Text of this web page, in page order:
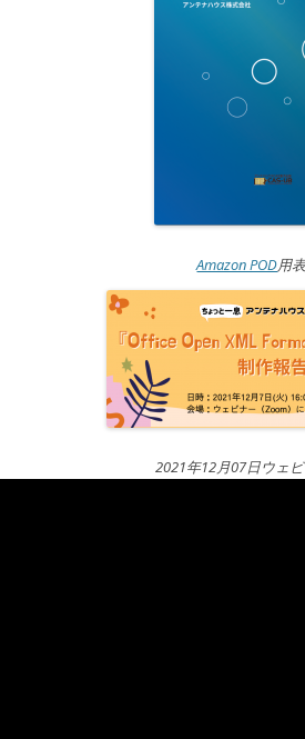
Amazon POD用
2021年12月07日ウェ